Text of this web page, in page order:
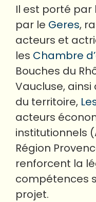
Il est porté par
par le Geres,
acteurs et
les Chambre
Bouches du
Vaucluse,
du territoire,
acteurs
institutionnels
Région
renforcent la
compétences
projet.